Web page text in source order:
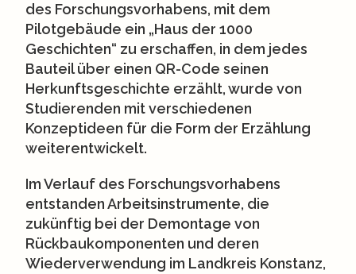
des Forschungsvorhabens, mit dem
Pilotgebäude ein „Haus der 1000
Geschichten“ zu erschaffen, in dem jedes
Bauteil über einen QR-Code seinen
Herkunftsgeschichte erzählt, wurde von
Studierenden mit verschiedenen
Konzeptideen für die Form der Erzählung
weiterentwickelt.
Im Verlauf des Forschungsvorhabens
entstanden Arbeitsinstrumente, die
zukünftig bei der Demontage von
Rückbaukomponenten und deren
Wiederverwendung im Landkreis Konstanz,